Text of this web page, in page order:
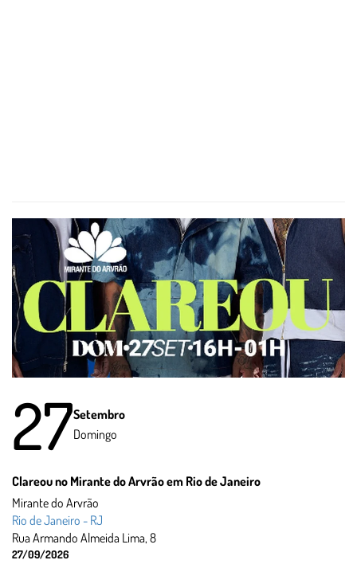
27Setembro
Domingo
Clareou no Mirante do Arvrão em Rio de Janeiro
Mirante do Arvrão
Rio de Janeiro - RJ
Rua Armando Almeida Lima, 8
27/09/2026